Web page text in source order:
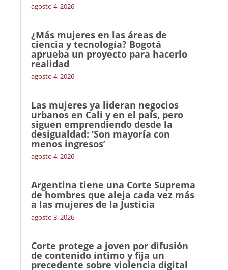
agosto 4, 2026
¿Más mujeres en las áreas de
ciencia y tecnología? Bogotá
aprueba un proyecto para hacerlo
realidad
agosto 4, 2026
Las mujeres ya lideran negocios
urbanos en Cali y en el país, pero
siguen emprendiendo desde la
desigualdad: ‘Son mayoría con
menos ingresos’
agosto 4, 2026
Argentina tiene una Corte Suprema
de hombres que aleja cada vez más
a las mujeres de la Justicia
agosto 3, 2026
Corte protege a joven por difusión
de contenido íntimo y fija un
precedente sobre violencia digital